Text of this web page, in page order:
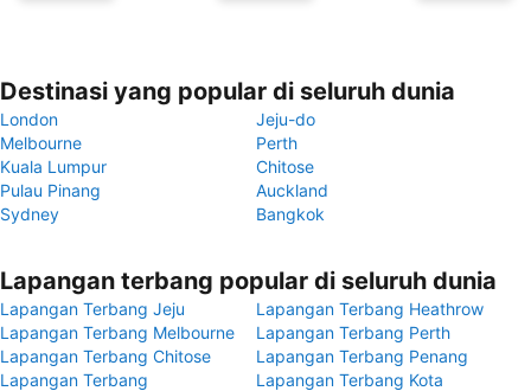
Destinasi yang popular di seluruh dunia
London
Jeju-do
Melbourne
Perth
Kuala Lumpur
Chitose
Pulau Pinang
Auckland
Sydney
Bangkok
Lapangan terbang popular di seluruh dunia
Lapangan Terbang Jeju
Lapangan Terbang Heathrow
Lapangan Terbang Melbourne
Lapangan Terbang Perth
Lapangan Terbang Chitose
Lapangan Terbang Penang
Lapangan Terbang
Lapangan Terbang Kota